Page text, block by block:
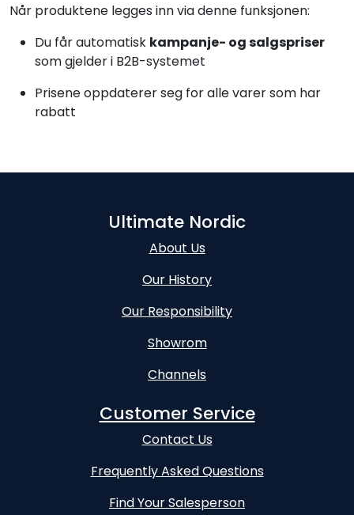
Når produktene legges inn via denne funksjonen:
Du får automatisk kampanje- og salgspriser
som gjelder i B2B-systemet
Prisene oppdaterer seg for alle varer som har
rabatt
Ultimate Nordic
About Us
Our History
Our Responsibility
Showrom
Channels
Customer Service
Contact Us
Frequently Asked Questions
Find Your Salesperson